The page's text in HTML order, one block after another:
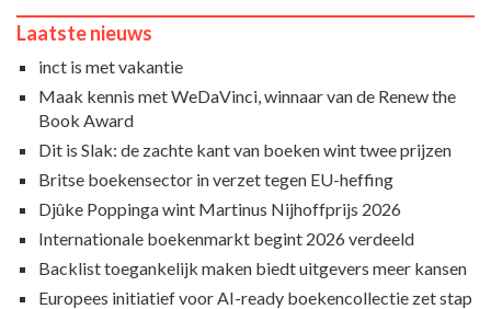
Laatste nieuws
inct is met vakantie
Maak kennis met WeDaVinci, winnaar van de Renew the
Book Award
Dit is Slak: de zachte kant van boeken wint twee prijzen
Britse boekensector in verzet tegen EU-heffing
Djûke Poppinga wint Martinus Nijhoffprijs 2026
Internationale boekenmarkt begint 2026 verdeeld
Backlist toegankelijk maken biedt uitgevers meer kansen
Europees initiatief voor AI-ready boekencollectie zet stap